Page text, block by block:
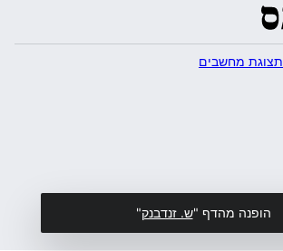
תצוגת מחשבים
הופנה מהדף "ש. זנדבנק"